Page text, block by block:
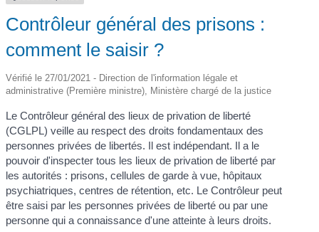
Contrôleur général des prisons :
comment le saisir ?
Vérifié le 27/01/2021 - Direction de l'information légale et
administrative (Première ministre), Ministère chargé de la justice
Le Contrôleur général des lieux de privation de liberté
(CGLPL) veille au respect des droits fondamentaux des
personnes privées de libertés. Il est indépendant. Il a le
pouvoir d'inspecter tous les lieux de privation de liberté par
les autorités : prisons, cellules de garde à vue, hôpitaux
psychiatriques, centres de rétention, etc. Le Contrôleur peut
être saisi par les personnes privées de liberté ou par une
personne qui a connaissance d'une atteinte à leurs droits.